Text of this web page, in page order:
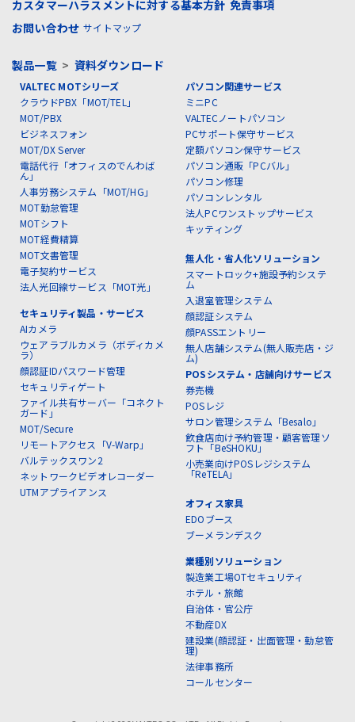
カスタマーハラスメントに対する基本方針 免責事項
お問い合わせ サイトマップ
製品一覧> 資料ダウンロード
VALTEC MOTシリーズ
クラウドPBX「MOT/TEL」
MOT/PBX
ビジネスフォン
MOT/DX Server
電話代行「オフィスのでんわば
ん」
人事労務システム「MOT/HG」
MOT勤怠管理
MOTシフト
MOT経費精算
MOT文書管理
電子契約サービス
法人光回線サービス「MOT光」
セキュリティ製品・サービス
AIカメラ
ウェアラブルカメラ（ボディカメ
ラ）
顔認証IDパスワード管理
セキュリティゲート
ファイル共有サーバー「コネクト
ガード」
MOT/Secure
リモートアクセス「V-Warp」
バルテックスワン2
ネットワークビデオレコーダー
UTMアプライアンス
パソコン関連サービス
ミニPC
VALTECノートパソコン
PCサポート保守サービス
定額パソコン保守サービス
パソコン通販「PCバル」
パソコン修理
パソコンレンタル
法人PCワンストップサービス
キッティング
無人化・省人化ソリューション
スマートロック+施設予約システ
ム
入退室管理システム
顔認証システム
顔PASSエントリー
無人店舗システム(無人販売店・ジ
ム)
POSシステム・店舗向けサービス
券売機
POSレジ
サロン管理システム「Besalo」
飲食店向け予約管理・顧客管理ソ
フト「BeSHOKU」
小売業向けPOSレジシステム
「ReTELA」
オフィス家具
EDOブース
ブーメランデスク
業種別ソリューション
製造業工場OTセキュリティ
ホテル・旅館
自治体・官公庁
不動産DX
建設業(顔認証・出面管理・勤怠管
理)
法律事務所
コールセンター